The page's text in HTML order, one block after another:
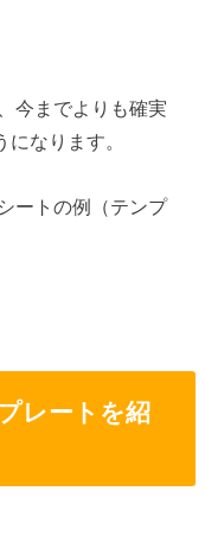
今までよりも確実
なります。
ートの例（テンプ
レートを紹